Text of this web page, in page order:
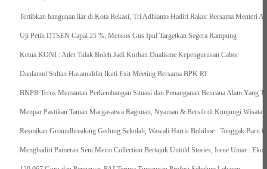
Tertibkan bangunan liar di Kota Bekasi, Tri Adhianto Hadiri Rakor Bersama Menteri
Uji Petik DTSEN Capai 25 %, Mensos Gus Ipul Targetkan Segera Rampung
Ketua KONI : Atlet Tidak Boleh Jadi Korban Dualisme Kepengurusan Cabor
Danlanud Sultan Hasanuddin Ikuti Exit Meeting Bersama BPK RI
BNPB Terus Memantau Perkembangan Situasi dan Penanganan Bencana Alam Yang
Menpar Pastikan Taman Margasatwa Ragunan, Nyaman & Bersih di Kunjungi
Resmikan Groundbreaking Gedung Sekolah, Wawali Harris Bobihoe : Tonggak Baru
Menghadiri Pameran Seni Meiro Collection Bertajuk Untold Stories, Irene Umar :